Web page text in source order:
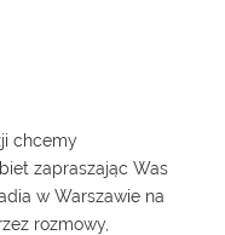
chcemy
zapraszając Was
w Warszawie na
rozmowy,